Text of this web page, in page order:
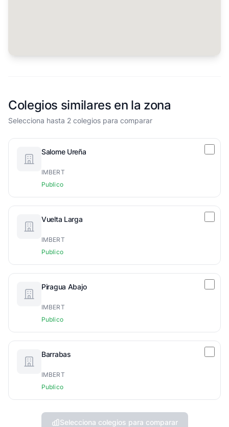
Colegios similares en la zona
Selecciona hasta 2 colegios para comparar
Salome Ureña
IMBERT
Publico
Vuelta Larga
IMBERT
Publico
Piragua Abajo
IMBERT
Publico
Barrabas
IMBERT
Publico
Selecciona colegios para comparar